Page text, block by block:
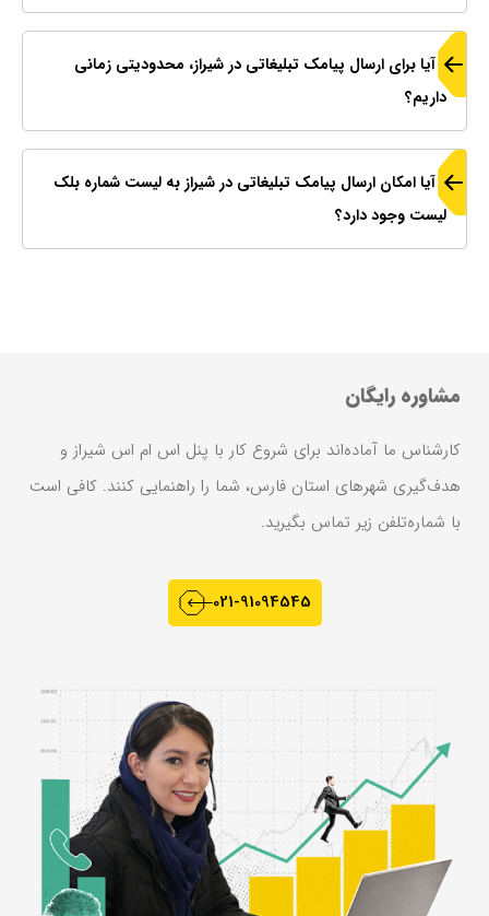
آیا برای ارسال پیامک تبلیغاتی در شیراز، محدودیتی زمانی
داریم؟
آیا امکان ارسال پیامک تبلیغاتی در شیراز به لیست شماره بلک
لیست وجود دارد؟
مشاوره رایگان
کارشناس ما آماده‌اند برای شروع کار با پنل اس ام اس شیراز و
هدف‌گیری شهرهای استان فارس، شما را راهنمایی کنند. کافی است
با شماره‌تلفن زیر تماس بگیرید.
021-91094545